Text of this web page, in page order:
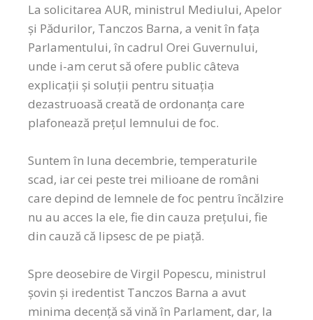
La solicitarea AUR, ministrul Mediului, Apelor
și Pădurilor, Tanczos Barna, a venit în fața
Parlamentului, în cadrul Orei Guvernului,
unde i-am cerut să ofere public câteva
explicații și soluții pentru situația
dezastruoasă creată de ordonanța care
plafonează prețul lemnului de foc.
Suntem în luna decembrie, temperaturile
scad, iar cei peste trei milioane de români
care depind de lemnele de foc pentru încălzire
nu au acces la ele, fie din cauza prețului, fie
din cauză că lipsesc de pe piață.
Spre deosebire de Virgil Popescu, ministrul
șovin și iredentist Tanczos Barna a avut
minima decență să vină în Parlament, dar, la